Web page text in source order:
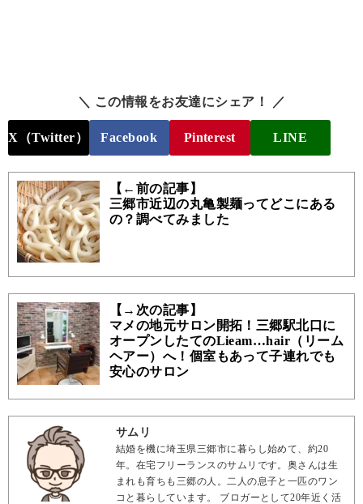
＼ この情報をお友達にシェア！ ／
X（Twitter） Facebook Pinterest LINE
【←前の記事】
三郷市近辺の丸亀製麺ってどこにある
の？調べてみました
【→次の記事】
マメの地元サロン開拓！三郷駅北口に
オープンしたてのLieam…hair（リーム
ヘアー）へ！個室もあって子連れでも
安心のサロン
サムリ
結婚を機に埼玉県三郷市に暮らし始めて、約20
年。在宅フリーランスのサムリです。奥さんは生
まれも育ちも三郷の人。二人の息子と一匹のワン
コと暮らしています。 ブロガーとして20年近く活